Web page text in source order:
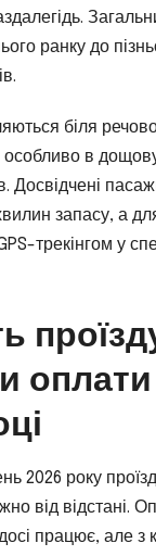
ранку до
біля
особливо в
Досвідчені
запасу, а
трекінгом у
2026 року
від відстані.
працює, але з